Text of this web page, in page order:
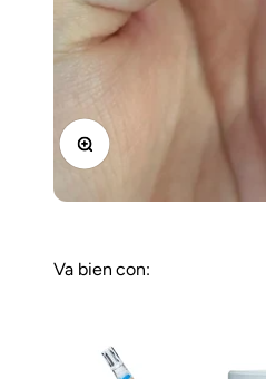
Zoom
Va bien con: